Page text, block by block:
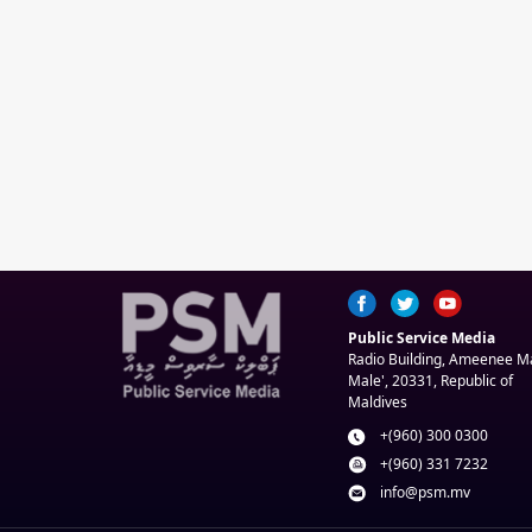
Public Service Media
Radio Building, Ameenee
Male', 20331, Republic of
Maldives
+(960) 300 0300
+(960) 331 7232
info@psm.mv